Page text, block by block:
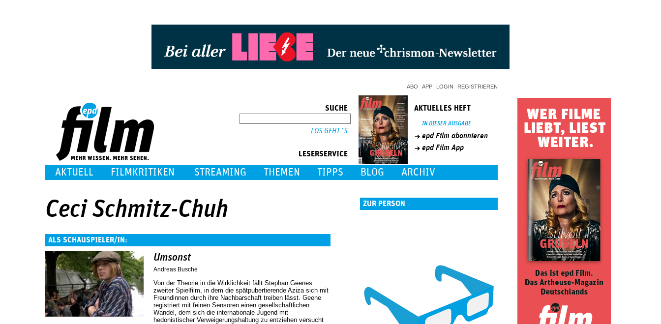
ABO APP LOGIN REGISTRIEREN
SUCHE
LESERSERVICE
AKTUELLES HEFT
IN DIESER AUSGABE
epd Film abonnieren
epd Film App
AKTUELL FILMKRITIKEN STREAMING THEMEN TIPPS BLOG ARCHIV
Ceci Schmitz-Chuh
ALS SCHAUSPIELER/IN:
Umsonst
Andreas Busche
Von der Theorie in die Wirklichkeit fällt Stephan Geenes
zweiter Spielfilm, in dem die spätpubertierende Aziza sich mit
Freundinnen durch ihre Nachbarschaft treiben lässt. Geene
registriert mit feinen Sensoren einen gesellschaftlichen
Wandel, dem sich die internationale Jugend mit
hedonistischer Verweigerungshaltung zu entziehen versucht
ZUR PERSON